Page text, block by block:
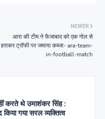
NEWER
आरा की टीम ने फैजाबाद को एक गोल से
हराकर ट्रॉफी पर जमाया कब्जा- ara-team-
in-football-match
करते थे उमाशंकर सिंह :
किया गया सरल व्यक्तित्व